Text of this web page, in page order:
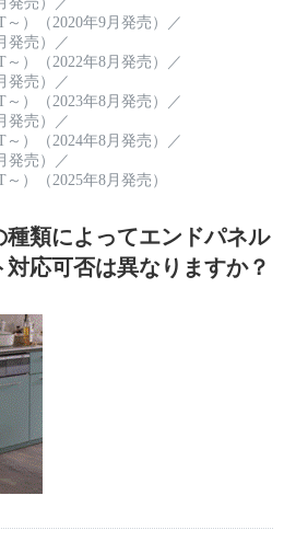
）（2020年9月発売）
／
発売）
／
）（2022年8月発売）
／
発売）
／
）（2023年8月発売）
／
発売）
／
）（2024年8月発売）
／
発売）
／
）（2025年8月発売）
種類によってエンドパネル
応可否は異なりますか？